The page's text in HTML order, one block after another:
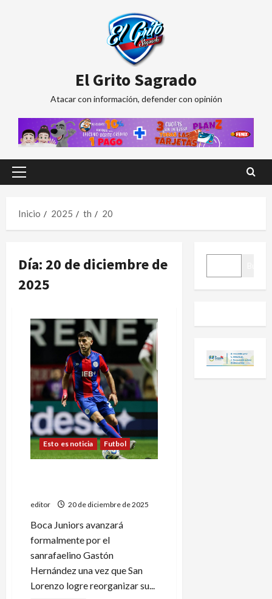
El Grito Sagrado
Atacar con información, defender con opinión
Menú
Inicio
2025 th 20
Día: 20 de diciembre de
2025
Esto es noticia Futbol
editor 20 de diciembre de 2025
Boca Juniors avanzará
formalmente por el
sanrafaelino Gastón
Hernández una vez que San
Lorenzo logre reorganizar su...